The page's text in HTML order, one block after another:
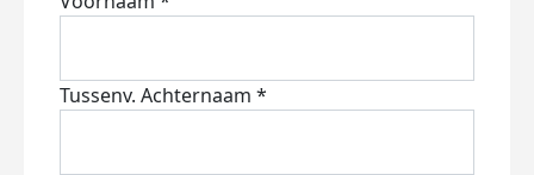
Tussenv. Achternaam *